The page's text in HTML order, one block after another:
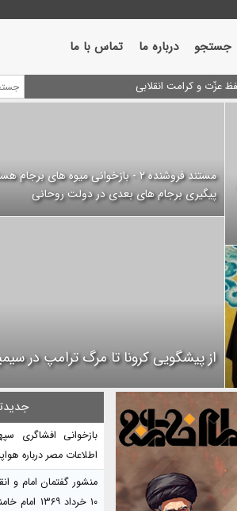
جستجو درباره ما تماس با ما
مستند فروشنده ۲ - بازخوانی میوه
پیگیری برجام های بعدی در دولت روحانی
از پیشگویی کرونا تا مرگ ترامپ در
بازخوانی افشاگری
اطلاعات مصر درباره
۱۰ خرداد